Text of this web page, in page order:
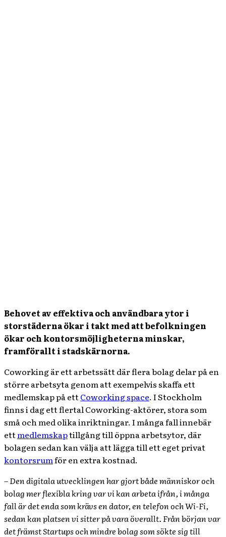
Behovet av effektiva och användbara ytor i
storstäderna ökar i takt med att befolkningen
ökar och kontorsmöjligheterna minskar,
framförallt i stadskärnorna.
Coworking är ett arbetssätt där flera bolag delar på en
större arbetsyta genom att exempelvis skaffa ett
medlemskap på ettCoworking space. I Stockholm
finns i dag ett flertal Coworking-aktörer, stora som
små och med olika inriktningar. I många fall innebär
ettmedlemskaptillgång till öppna arbetsytor, där
bolagen sedan kan välja att lägga till ett eget privat
kontorsrumför en extra kostnad.
– Den digitala utvecklingen har gjort både människor och
bolag mer flexibla kring var vi kan arbeta ifrån, i många
fall är det enda som krävs en dator, en telefon och Wi-Fi,
sedan kan platsen vi sitter på vara överallt. Från början var
det främst Startups och mindre bolag som sökte sig till